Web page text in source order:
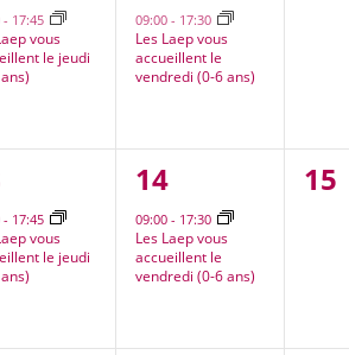
- 17:45
vous
le jeudi
évènement,
09:00- 17:30
Les Laep vous
accueillent le
vendredi (0-6 ans)
- 17:45
vous
le jeudi
1
évènement,
14
09:00- 17:30
Les Laep vous
accueillent le
vendredi (0-6 ans)
0
15